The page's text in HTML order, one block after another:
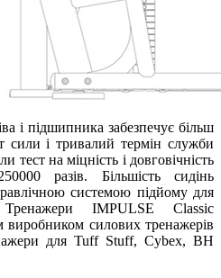
і підшипника забезпечує більш
сили і тривалий термін служби
тест на міцність і довговічність
разів. Більшість сидінь
системою підйому для
Тренажери IMPULSE Classic
виробником силових тренажерів
для Tuff Stuff, Cybex, BH